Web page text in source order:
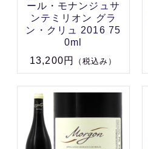
ール・モナンジュサ
ンテミリオン グラ
ン・クリュ 2016 75
0ml
13,200円
（税込み）